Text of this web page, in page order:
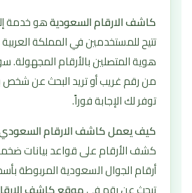
كاشف الارقام السعوديةهو خدمة
تتيح للمستخدمين في المملكة
هوية المتصلين بالأرقام المجهولة.
من رقم غريب أو تريد البحث عن شخص
توفر لك الإجابة فوراً.
كيف يعمل كاشف الارقام
كشف الأرقام على قواعد بيانات
أرقام الجوال السعودية المربوطة